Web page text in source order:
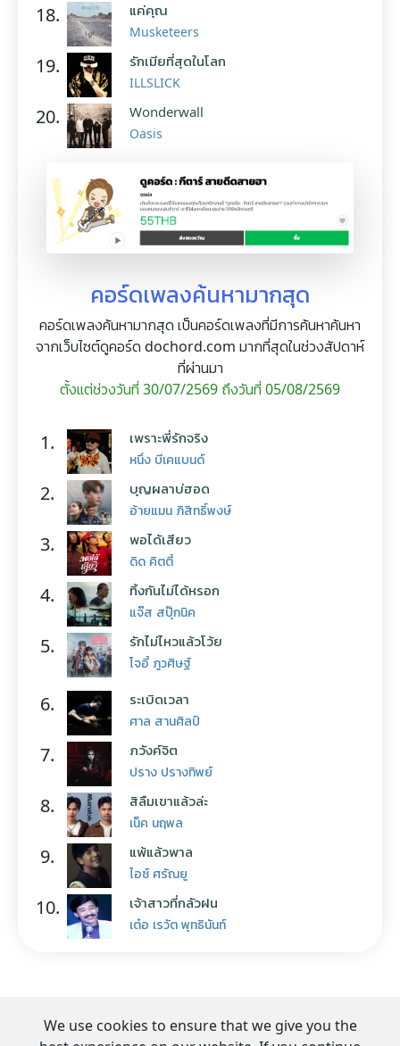
18. แค่คุณ
Musketeers
19. รักเมียที่สุดในโลก
ILLSLICK
20. Wonderwall
Oasis
คอร์ดเพลงค้นหามากสุด
คอร์ดเพลงค้นหามากสุด เป็นคอร์ดเพลงที่มีการค้นหาค้นหา
จากเว็บไซต์ดูคอร์ด dochord.com มากที่สุดในช่วงสัปดาห์
ที่ผ่านมา
ตั้งแต่ช่วงวันที่ 30/07/2569 ถึงวันที่ 05/08/2569
1. เพราะพี่รักจริง
หนึ่ง บีเคแบนด์
2. บุญผลาบ่ฮอด
อ้ายแมน ภิสิทธิ์พงษ์
3. พอได้เสียว
ดิด คิตตี้
4. ทิ้งกันไม่ได้หรอก
แจ๊ส สปุ๊กนิค
5. รักไม่ไหวแล้วโว้ย
โจอี้ ภูวศิษฐ์
6. ระเบิดเวลา
ศาล สานศิลป์
7. ภวังค์จิต
ปราง ปรางทิพย์
8. สิลืมเขาแล้วล่ะ
เน็ค นฤพล
9. แพ้แล้วพาล
ไอซ์ ศรัณยู
10. เจ้าสาวที่กลัวฝน
เต๋อ เรวัต พุทธินันท์
We use cookies to ensure that we give you the